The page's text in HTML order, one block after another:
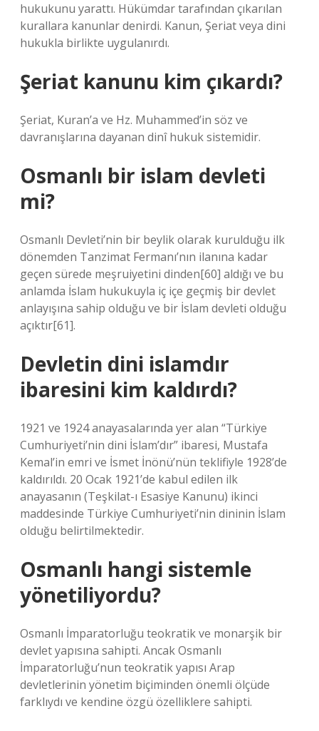
hukukunu yarattı. Hükümdar tarafından çıkarılan
kurallara kanunlar denirdi. Kanun, Şeriat veya dini
hukukla birlikte uygulanırdı.
Şeriat kanunu kim çıkardı?
Şeriat, Kuran’a ve Hz. Muhammed’in söz ve
davranışlarına dayanan dinî hukuk sistemidir.
Osmanlı bir islam devleti
mi?
Osmanlı Devleti’nin bir beylik olarak kurulduğu ilk
dönemden Tanzimat Fermanı’nın ilanına kadar
geçen sürede meşruiyetini dinden[60] aldığı ve bu
anlamda İslam hukukuyla iç içe geçmiş bir devlet
anlayışına sahip olduğu ve bir İslam devleti olduğu
açıktır[61].
Devletin dini islamdır
ibaresini kim kaldırdı?
1921 ve 1924 anayasalarında yer alan “Türkiye
Cumhuriyeti’nin dini İslam’dır” ibaresi, Mustafa
Kemal’in emri ve İsmet İnönü’nün teklifiyle 1928’de
kaldırıldı. 20 Ocak 1921’de kabul edilen ilk
anayasanın (Teşkilat-ı Esasiye Kanunu) ikinci
maddesinde Türkiye Cumhuriyeti’nin dininin İslam
olduğu belirtilmektedir.
Osmanlı hangi sistemle
yönetiliyordu?
Osmanlı İmparatorluğu teokratik ve monarşik bir
devlet yapısına sahipti. Ancak Osmanlı
İmparatorluğu’nun teokratik yapısı Arap
devletlerinin yönetim biçiminden önemli ölçüde
farklıydı ve kendine özgü özelliklere sahipti.